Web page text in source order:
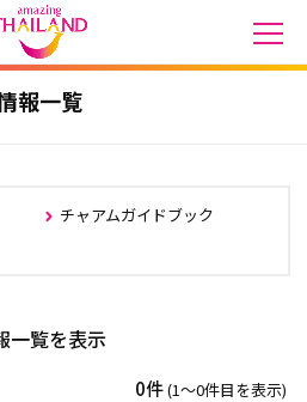
報一覧
チャアムガイドブック
一覧を表示
0件(1〜0件目を表示)